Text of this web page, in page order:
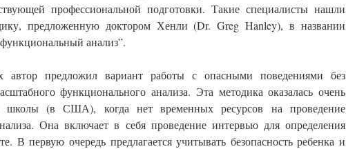
профессиональной подготовки. Такие специалисты нашли
предложенную доктором Хенли (Dr. Greg Hanley), в названии
анализ”.
предложил вариант работы с опасными поведениями без
функционального анализа. Эта методика оказалась очень
школы (в США), когда нет временных ресурсов на проведение
Она включает в себя проведение интервью для определения
В первую очередь предлагается учитывать безопасность ребенка и